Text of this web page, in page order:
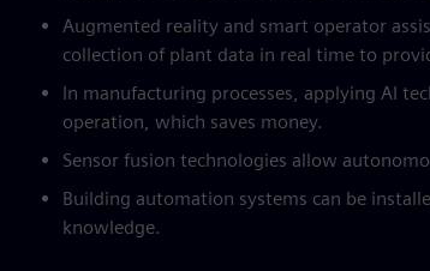
Augmented reality and smart operator
collection of plant data in real time to
In manufacturing processes, applying AI
operation, which saves money.
Sensor fusion technologies allow
Building automation systems can be
knowledge.